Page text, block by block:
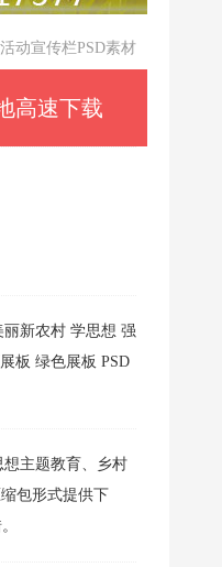
动宣传栏PSD素材
高速下载
丽新农村 学思想 强
板 绿色展板 PSD
主题教育、乡村
包形式提供下